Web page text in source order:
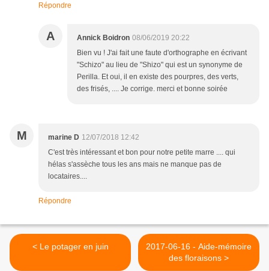
Répondre
A Annick Boidron 08/06/2019 20:22
Bien vu ! J'ai fait une faute d'orthographe en écrivant
"Schizo" au lieu de "Shizo" qui est un synonyme de
Perilla. Et oui, il en existe des pourpres, des verts,
des frisés, .... Je corrige. merci et bonne soirée
M marine D 12/07/2018 12:42
C'est très intéressant et bon pour notre petite marre .... qui
hélas s'assèche tous les ans mais ne manque pas de
locataires....
Répondre
< Le potager en juin
2017-06-16 - Aide-mémoire
des floraisons >